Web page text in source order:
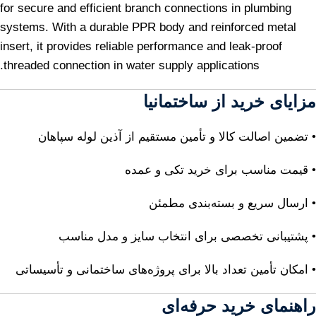
for secure and efficient branch connections in plumbing
systems. With a durable PPR body and reinforced metal
insert, it provides reliable performance and leak-proof
threaded connection in water supply applications.
مزایای خرید از ساختمانیا
• تضمین اصالت کالا و تأمین مستقیم از آذین لوله سپاهان
• قیمت مناسب برای خرید تکی و عمده
• ارسال سریع و بسته‌بندی مطمئن
• پشتیبانی تخصصی برای انتخاب سایز و مدل مناسب
• امکان تأمین تعداد بالا برای پروژه‌های ساختمانی و تأسیساتی
راهنمای خرید حرفه‌ای